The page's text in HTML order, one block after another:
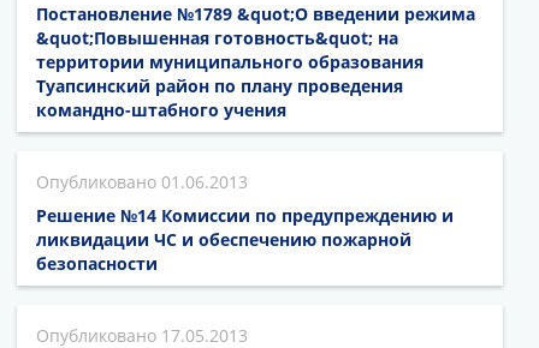
Постановление №1789 &quot;О введении режима
&quot;Повышенная готовность&quot; на
территории муниципального образования
Туапсинский район по плану проведения
командно-штабного учения
01.06.2013
Решение №14 Комиссии по предупреждению и
ликвидации ЧС и обеспечению пожарной
безопасности
17.05.2013